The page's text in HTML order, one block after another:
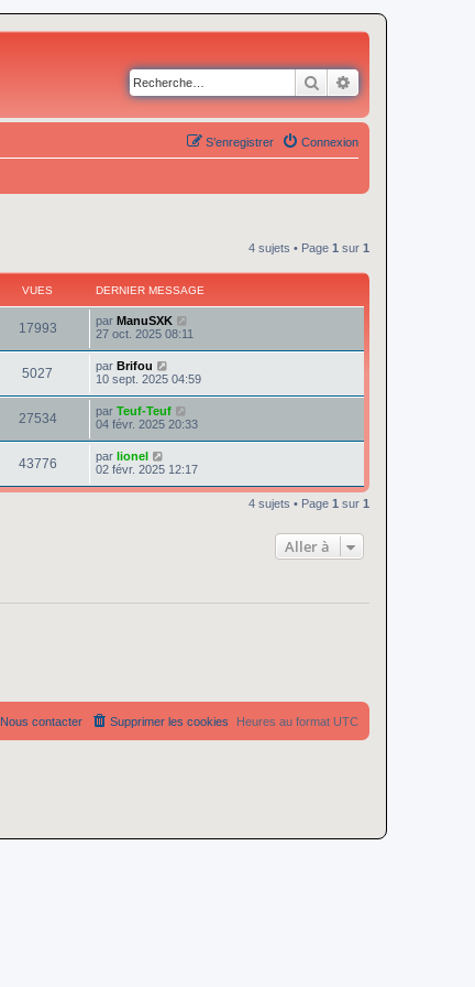
Rechercher
Connexion
S’enregistrer
4 sujets • Page 1 sur 1
VUES DERNIER MESSAGE
17993 par ManuSXK
27 oct. 2025 08:11
5027 par Brifou
10 sept. 2025 04:59
27534 par Teuf-Teuf
04 févr. 2025 20:33
43776 par lionel
02 févr. 2025 12:17
4 sujets • Page 1 sur 1
Aller à
Heures au format UTC
Supprimer les cookies
Nous contacter